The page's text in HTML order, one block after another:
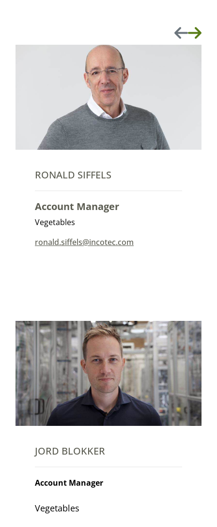
Vorige
RONALD SIFFELS
Account Manager
Vegetables
ronald.siffels@incotec.com
JORD BLOKKER
Account Manager
Vegetables